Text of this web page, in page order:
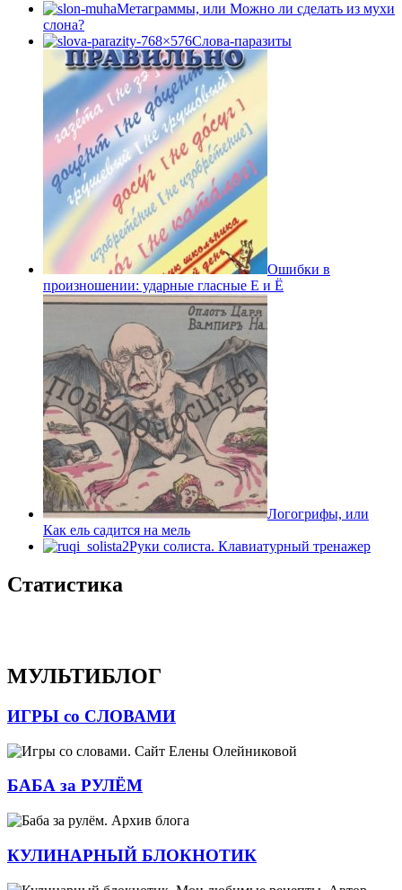
Метаграммы, или Можно ли сделать из мухи
слона?
Слова-паразиты
Ошибки в
произношении: ударные гласные Е и Ё
Логогрифы, или
Как ель садится на мель
Руки солиста. Клавиатурный тренажер
Статистика
МУЛЬТИБЛОГ
ИГРЫ со СЛОВАМИ
БАБА за РУЛЁМ
КУЛИНАРНЫЙ БЛОКНОТИК